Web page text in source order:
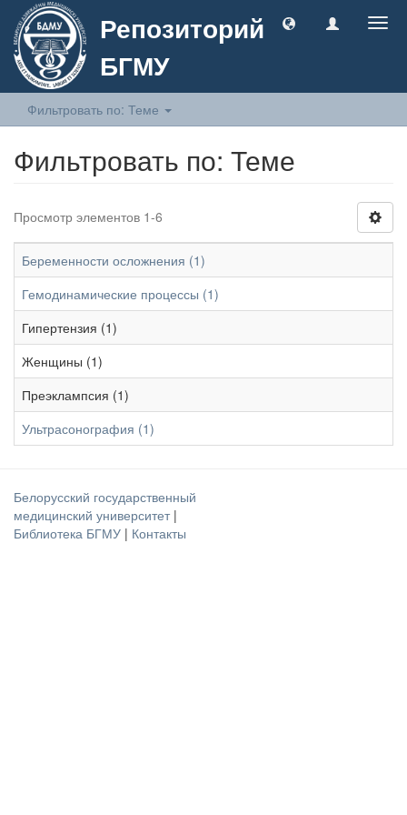
Репозиторий
БГМУ
Фильтровать по: Теме
Фильтровать по: Теме
Просмотр элементов 1-6
Беременности осложнения (1)
Гемодинамические процессы (1)
Гипертензия (1)
Женщины (1)
Преэклампсия (1)
Ультрасонография (1)
Белорусский государственный
медицинский университет |
Библиотека БГМУ | Контакты